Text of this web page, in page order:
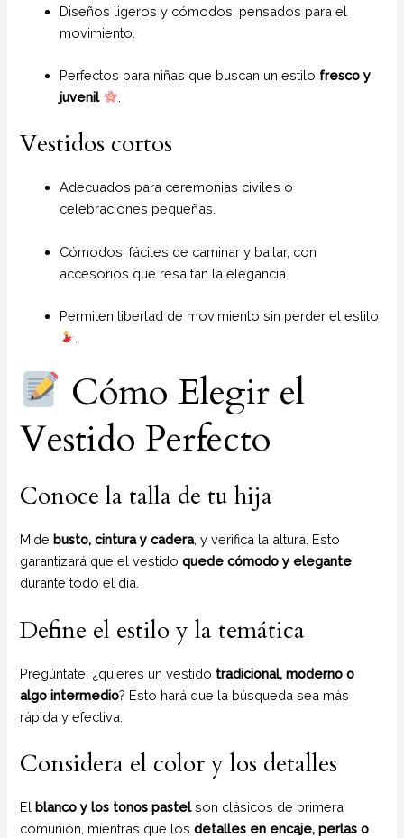
Diseños ligeros y cómodos, pensados para el
movimiento.
Perfectos para niñas que buscan un estilo fresco y
juvenil
Vestidos cortos
Adecuados para ceremonias civiles o
celebraciones pequeñas.
Cómodos, fáciles de caminar y bailar, con
accesorios que resaltan la elegancia.
Permiten libertad de movimiento sin perder el estilo
Cómo Elegir el
Vestido Perfecto
Conoce la talla de tu hija
Midebusto, cintura y cadera, y verifica la altura. Esto
garantizará que el vestidoquede cómodo y elegante
durante todo el día.
Define el estilo y la temática
Pregúntate: ¿quieres un vestido tradicional, moderno o
algo intermedio? Esto hará que la búsqueda sea más
rápida y efectiva.
Considera el color y los detalles
Elblanco y los tonos pastelson clásicos de primera
comunión, mientras que losdetalles en encaje, perlas o